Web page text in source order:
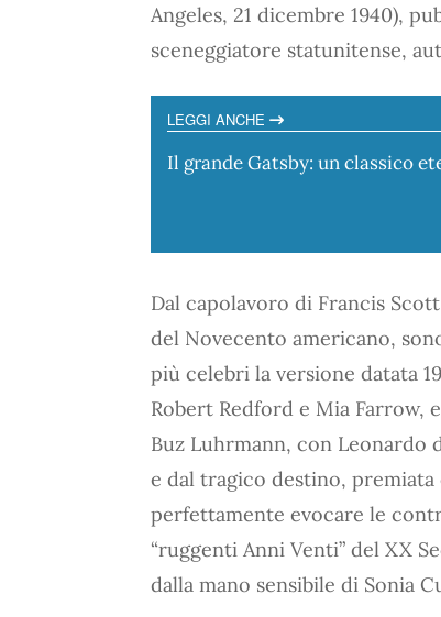
Angeles, 21 dicembre 1940),
sceneggiatore statunitense,
LEGGI ANCHE
Il grande Gatsby: un classico
Dal capolavoro di Francis
del Novecento americano,
più celebri la versione datata
Robert Redford e Mia Farrow,
Buz Luhrmann, con Leonardo
e dal tragico destino, premiata
perfettamente evocare le
“ruggenti Anni Venti” del XX
dalla mano sensibile di Sonia